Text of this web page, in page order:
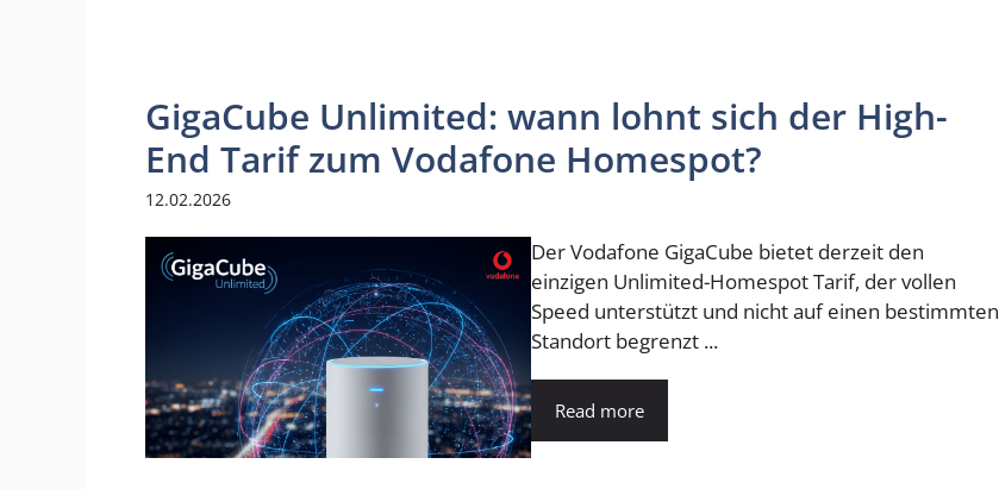
GigaCube Unlimited: wann lohnt sich der High-
End Tarif zum Vodafone Homespot?
12.02.2026
Der Vodafone GigaCube bietet derzeit den
einzigen Unlimited-Homespot Tarif, der vollen
Speed unterstützt und nicht auf einen bestimmten
Standort begrenzt ...
Read more